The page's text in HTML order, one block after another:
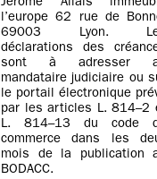
Jérôme Allais
l’europe 62 rue de
69003 Lyon.
déclarations des
sont à adresser
mandataire judiciaire ou
le portail électronique
par les articles L. 814–2
L. 814–13 du code
commerce dans les
mois de la publication
BODACC.